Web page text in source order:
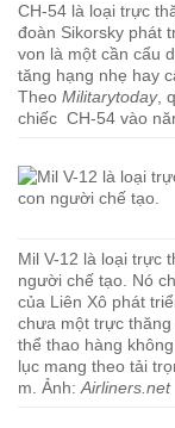
CH-54 là loại trực
đoàn Sikorsky phát
von là một cần cẩu
tăng hạng nhẹ hay
Theo Militarytoday,
chiếc CH-54 vào
Mil V-12 là loại trực
người chế tạo. Nó
của Liên Xô phát
chưa một trực
thể thao hàng
lục mang theo tải
m. Ảnh: Airliners.net